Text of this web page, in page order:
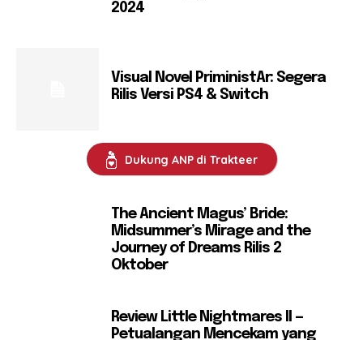
2024
Visual Novel PriministAr: Segera
Rilis Versi PS4 & Switch
Dukung ANP di Trakteer
The Ancient Magus’ Bride:
Midsummer’s Mirage and the
Journey of Dreams Rilis 2
Oktober
Review Little Nightmares II —
Petualangan Mencekam yang